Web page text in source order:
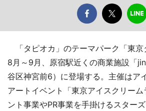
「タピオカ」のテーマパーク「東京
8月～9月、原宿駅近くの商業施設「
谷区神宮前6）に登場する。主催はア
アートイベント「東京アイスクリー
ント事業やPR事業を手掛けるスターズ